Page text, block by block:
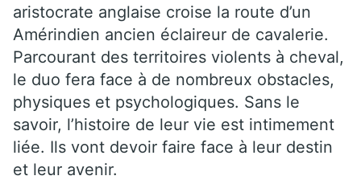
aristocrate anglaise croise la route d’un
Amérindien ancien éclaireur de cavalerie.
Parcourant des territoires violents à cheval,
le duo fera face à de nombreux obstacles,
physiques et psychologiques. Sans le
savoir, l’histoire de leur vie est intimement
liée. Ils vont devoir faire face à leur destin
et leur avenir.